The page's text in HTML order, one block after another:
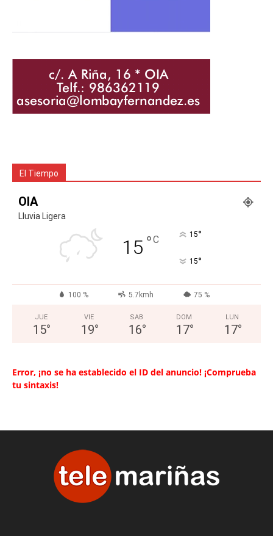
El Tiempo
OIA
Lluvia Ligera
15 °C 15°
15°
100 % 5.7kmh 75 %
JUE
15°
VIE
19°
SAB
16°
DOM
17°
LUN
17°
Error, ¡no se ha establecido el ID del anuncio! ¡Comprueba
tu sintaxis!